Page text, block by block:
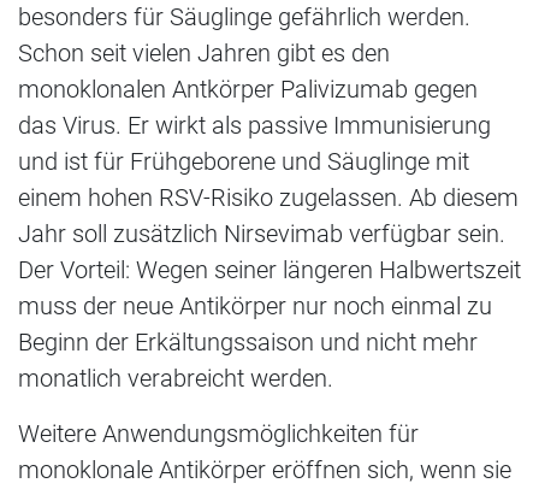
besonders für Säuglinge gefährlich werden.
Schon seit vielen Jahren gibt es den
monoklonalen Antkörper Palivizumab gegen
das Virus. Er wirkt als passive Immunisierung
und ist für Frühgeborene und Säuglinge mit
einem hohen RSV-Risiko zugelassen. Ab diesem
Jahr soll zusätzlich Nirsevimab verfügbar sein.
Der Vorteil: Wegen seiner längeren Halbwertszeit
muss der neue Antikörper nur noch einmal zu
Beginn der Erkältungssaison und nicht mehr
monatlich verabreicht werden.
Weitere Anwendungsmöglichkeiten für
monoklonale Antikörper eröffnen sich, wenn sie